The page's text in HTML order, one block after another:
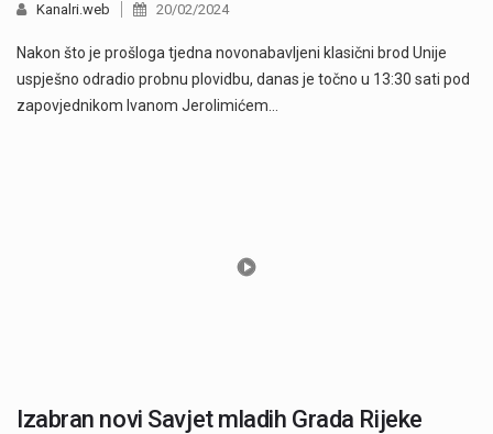
Kanalri.web 20/02/2024
Nakon što je prošloga tjedna novonabavljeni klasični brod Unije
uspješno odradio probnu plovidbu, danas je točno u 13:30 sati pod
zapovjednikom Ivanom Jerolimićem…
Izabran novi Savjet mladih Grada Rijeke